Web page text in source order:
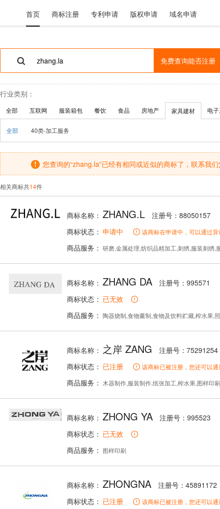
首页 商标注册 专利申请 版权申请 域名申请
免费查询能否注册
行业类别：
全部 互联网 服装箱包 餐饮 食品 房地产 家具建材 电
全部 40类-加工服务
您查询的“zhang.la”已经有相同或近似的商标了，联系我们
相关商标共14件
商标名称： ZHANG.L
注册号：88050157
商标状态： 申请中 该商标在申请中，可以通过
商品服务： 研磨,金属处理,纺织品精加工,刺绣,服装刺绣
商标名称： ZHANG DA
注册号：995571
商标状态： 已无效
商品服务： 陶器烧制,食物薰制,食物及饮料贮藏,榨水果,
商标名称： 之岸 ZANG
注册号：75291254
商标状态： 已注册 该商标已被注册，您还可以
商品服务： 木器制作,服装制作,纸张加工,榨水果,图样印
商标名称： ZHONG YA
注册号：995523
商标状态： 已无效
商品服务： 图样印刷
商标名称： ZHONGNA
注册号：45891172
商标状态： 已注册 该商标已被注册，您还可以